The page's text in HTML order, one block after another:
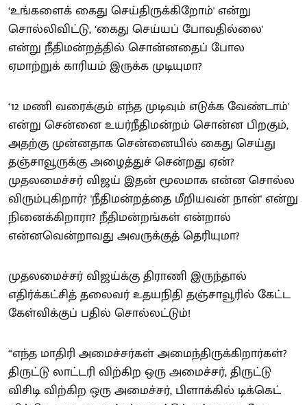
‘உங்களைக் கைது செய்திருக்கிறோம்' என்று
சொல்லிவிட்டு, ‘கைது செய்யப் போவதில்லை'
என்று நீதிமன்றத்தில் சொன்னதைப் போல
ஏமாற்றுக் காரியம் இருக்க முடியுமா?
‘12 மணி வரைக்கும் எந்த முடிவும் எடுக்க வேண்டாம்'
என்று சென்னை உயர்நீதிமன்றம் சொன்ன பிறகும்,
அதற்கு முன்னதாக சென்னையில் கைது செய்து
தஞ்சாவூருக்கு அழைத்துச் சென்றது ஏன்?
முதலமைச்சர் விஜய் இதன் மூலமாக என்ன சொல்ல
விரும்புகிறார்? 'நீதிமன்றத்தை மீறியவன் நான்' என்று
நினைக்கிறாரா? நீதிமன்றங்கள் என்றால்
என்னவென்றாவது அவருக்குத் தெரியுமா?
முதலமைச்சர் விஜய்க்கு திராணி இருந்தால்
எதிர்க்கட்சித் தலைவர் உதயநிதி தஞ்சாவூரில் கேட்ட
கேள்விக்குப் பதில் சொல்லட்டும்!
“எந்த மாதிரி அமைச்சர்கள் அமைந்திருக்கிறார்கள்?
திருட்டு லாட்டரி விற்கிற ஒரு அமைச்சர், திருட்டு
விசிடி விற்கிற ஒரு அமைச்சர், பிளாக்கில் டிக்கெட்